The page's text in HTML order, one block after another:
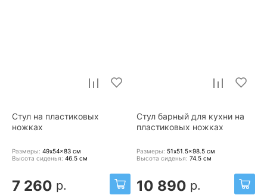
Стул на пластиковых
ножках
Размеры: 49x54x83 см
Высота сиденья: 46.5 см
7 260 р.
Стул барный для кухни на
пластиковых ножках
Размеры: 51x51.5x98.5 см
Высота сиденья: 74.5 см
10 890 р.